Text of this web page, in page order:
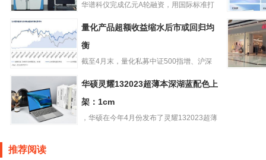
华谱科仪完成亿
元A轮融资，用国
际标准打造国产
色谱
华谱科仪完成亿元A轮融资，用国际标准打
小米推出
显示器
版：1080
量化产品超额收
益缩水后市或回
归均衡
量化产品超额收益缩水后市或回归均
衡
截至4月末，量化私募中证500指增、沪深
超薄本深湖蓝配
华硕灵耀132023超薄本深湖蓝配色上
架：1cm
，华硕在今年4月份发布了灵耀132023超薄
推荐阅读